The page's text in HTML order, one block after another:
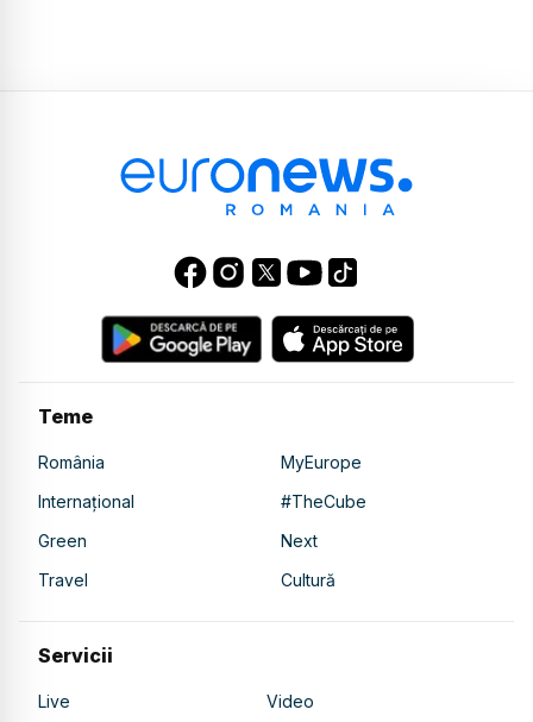
Teme
România
MyEurope
Internațional
#TheCube
Green
Next
Travel
Cultură
Servicii
Live Video